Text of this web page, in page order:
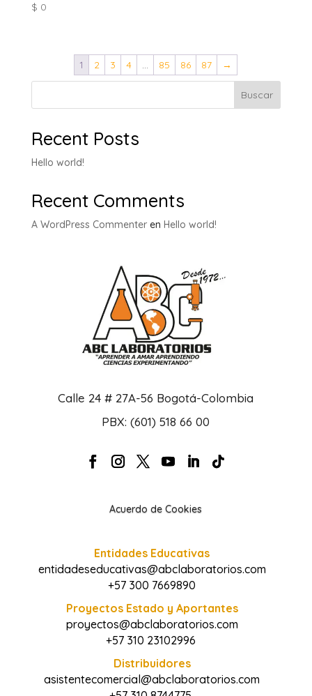
$ 0
1 2 3 4 … 85 86 87 →
Buscar
Recent Posts
Hello world!
Recent Comments
A WordPress Commenteren Hello world!
Calle 24 # 27A-56 Bogotá-Colombia
PBX: (601) 518 66 00
Acuerdo de Cookies
Entidades Educativas
entidadeseducativas@abclaboratorios.com
+57 300 7669890
Proyectos Estado y Aportantes
proyectos@abclaboratorios.com
+57 310 23102996
Distribuidores
asistentecomercial@abclaboratorios.com